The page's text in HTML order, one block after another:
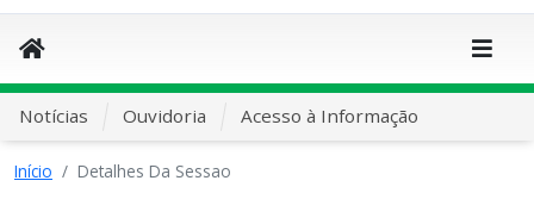
Notícias Ouvidoria Acesso à Informação
Início Detalhes Da Sessao